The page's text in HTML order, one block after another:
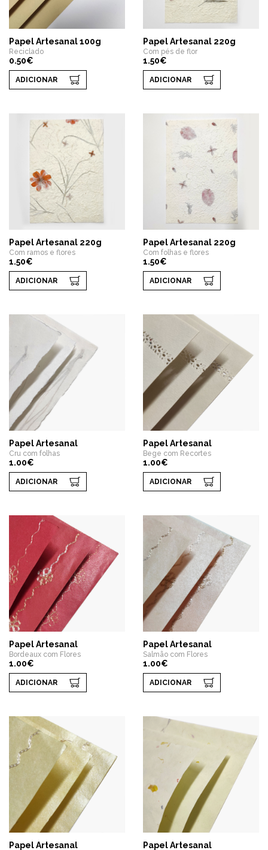
Papel Artesanal 100g
Reciclado
0.50€
ADICIONAR
Papel Artesanal 220g
Com pés de flor
1.50€
ADICIONAR
Papel Artesanal 220g
Com ramos e flores
1.50€
ADICIONAR
Papel Artesanal 220g
Com folhas e flores
1.50€
ADICIONAR
Papel Artesanal
Cru com folhas
1.00€
ADICIONAR
Papel Artesanal
Bege com Recortes
1.00€
ADICIONAR
Papel Artesanal
Bordeaux com Flores
1.00€
ADICIONAR
Papel Artesanal
Salmão com Flores
1.00€
ADICIONAR
Papel Artesanal Papel Artesanal